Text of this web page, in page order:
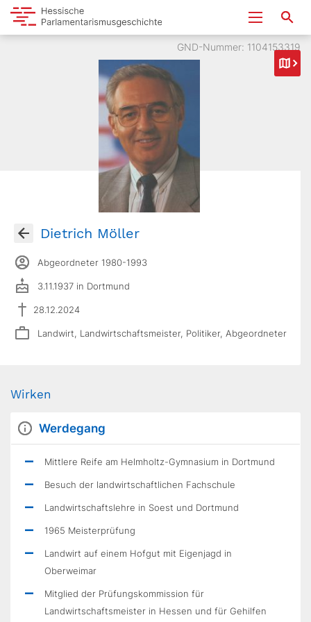
GND-Nummer: 1104153319
Dietrich Möller
Abgeordneter 1980-1993
3.11.1937 in Dortmund
28.12.2024
Landwirt, Landwirtschaftsmeister, Politiker, Abgeordneter
Wirken
Werdegang
Mittlere Reife am Helmholtz-Gymnasium in Dortmund
Besuch der landwirtschaftlichen Fachschule
Landwirtschaftslehre in Soest und Dortmund
1965 Meisterprüfung
Landwirt auf einem Hofgut mit Eigenjagd in
Oberweimar
Mitglied der Prüfungskommission für
Landwirtschaftsmeister in Hessen und für Gehilfen